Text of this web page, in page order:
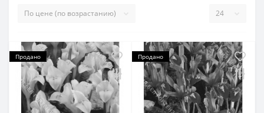
Продано Продано